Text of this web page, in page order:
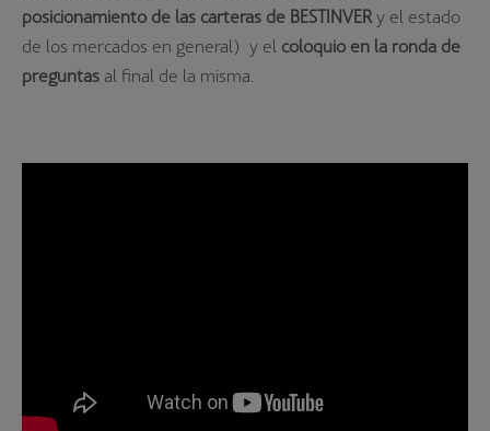
posicionamiento de las carteras de BESTINVERy el estado
de los mercados en general) y el coloquio en la ronda de
preguntas al final de la misma.